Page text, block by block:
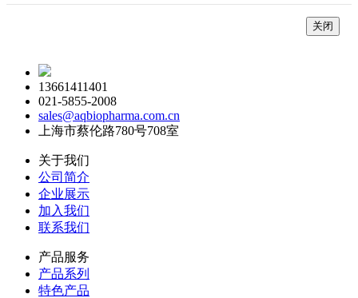
关闭
13661411401
021-5855-2008
sales@aqbiopharma.com.cn
上海市蔡伦路780号708室
关于我们
公司简介
企业展示
加入我们
联系我们
产品服务
产品系列
特色产品